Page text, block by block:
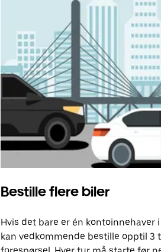
Bestille flere biler
Hvis det bare er én kontoinnehaver
kan vedkommende bestille opptil 3